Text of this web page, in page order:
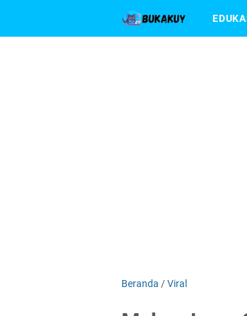
Beranda /Viral